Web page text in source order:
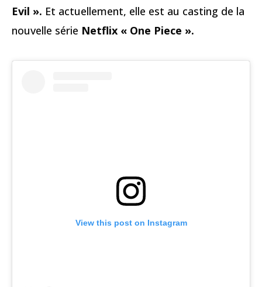
Evil ». Et actuellement, elle est au casting de la
nouvelle série Netflix « One Piece ».
View this post on Instagram